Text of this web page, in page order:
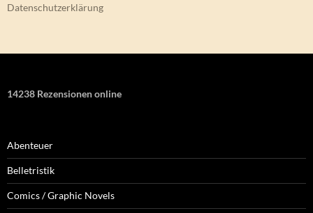
Datenschutzerklärung
14238 Rezensionen online
Abenteuer
Belletristik
Comics / Graphic Novels